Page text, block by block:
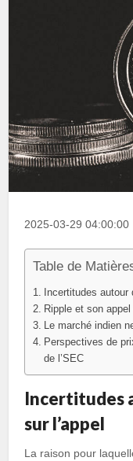
2025-03-29 04:00:00
Table de
Incertitudes autour
Ripple et son
Le marché indien
Perspectives de
de l’SEC
Incertitudes
sur l’appel
La raison pour